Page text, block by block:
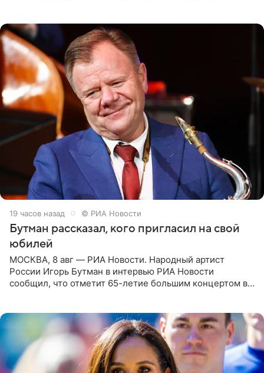
19 часов назад © РИА Новости
Бутман рассказал, кого пригласил на свой
юбилей
МОСКВА, 8 авг — РИА Новости. Народный артист
России Игорь Бутман в интервью РИА Новости
сообщил, что отметит 65-летие большим концертом в